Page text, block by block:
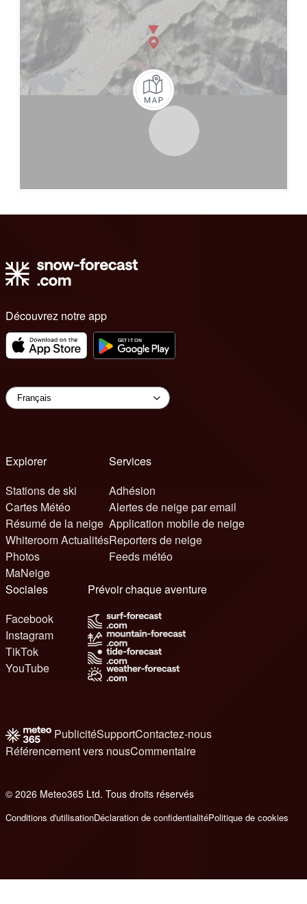
Découvrez notre app
Explorer
Stations de ski
Cartes Météo
Résumé de la neige
Whiteroom Actualités
Photos
MaNeige
Services
Adhésion
Alertes de neige par email
Application mobile de neige
Reporters de neige
Feeds météo
Sociales
Facebook
Instagram
TikTok
YouTube
Prévoir chaque aventure
PublicitéSupportContactez-nous
Référencement vers nousCommentaire
© 2026 Meteo365 Ltd. Tous droits réservés
Conditions d'utilisationDéclaration de confidentialitéPolitique de cookies